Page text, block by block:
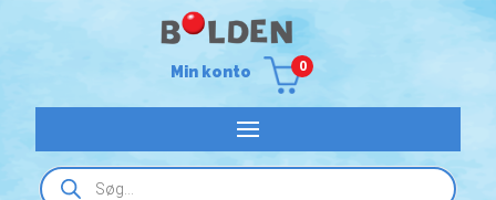
Min konto 0
Products
search